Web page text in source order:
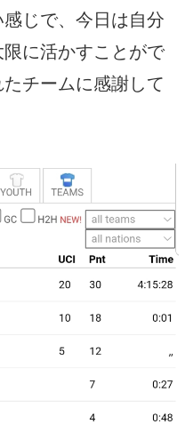
じで、今日は自分
に活かすことがで
チームに感謝して